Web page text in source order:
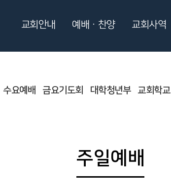
수요예배 금요기도회 대학청년부 교회학교
주일예배
교회안내 예배ㆍ찬양 교회사역